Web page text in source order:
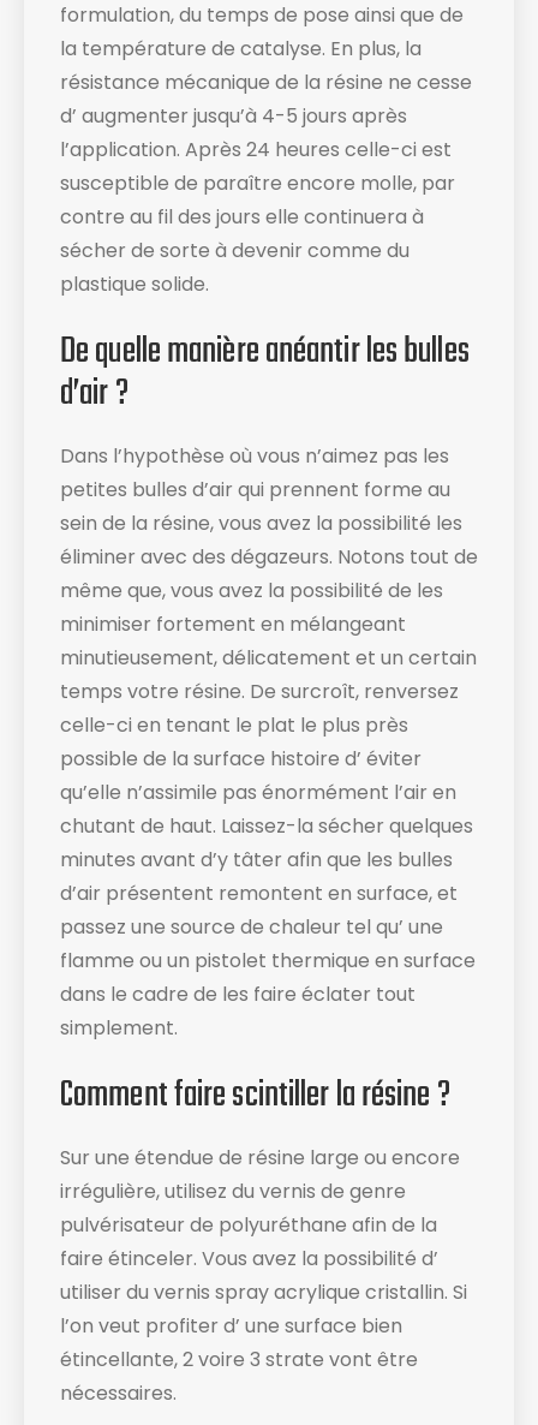
formulation, du temps de pose ainsi que de
la température de catalyse. En plus, la
résistance mécanique de la résine ne cesse
d’ augmenter jusqu’à 4-5 jours après
l’application. Après 24 heures celle-ci est
susceptible de paraître encore molle, par
contre au fil des jours elle continuera à
sécher de sorte à devenir comme du
plastique solide.
De quelle manière anéantir les bulles
d’air ?
Dans l’hypothèse où vous n’aimez pas les
petites bulles d’air qui prennent forme au
sein de la résine, vous avez la possibilité les
éliminer avec des dégazeurs. Notons tout de
même que, vous avez la possibilité de les
minimiser fortement en mélangeant
minutieusement, délicatement et un certain
temps votre résine. De surcroît, renversez
celle-ci en tenant le plat le plus près
possible de la surface histoire d’ éviter
qu’elle n’assimile pas énormément l’air en
chutant de haut. Laissez-la sécher quelques
minutes avant d’y tâter afin que les bulles
d’air présentent remontent en surface, et
passez une source de chaleur tel qu’ une
flamme ou un pistolet thermique en surface
dans le cadre de les faire éclater tout
simplement.
Comment faire scintiller la résine ?
Sur une étendue de résine large ou encore
irrégulière, utilisez du vernis de genre
pulvérisateur de polyuréthane afin de la
faire étinceler. Vous avez la possibilité d’
utiliser du vernis spray acrylique cristallin. Si
l’on veut profiter d’ une surface bien
étincellante, 2 voire 3 strate vont être
nécessaires.